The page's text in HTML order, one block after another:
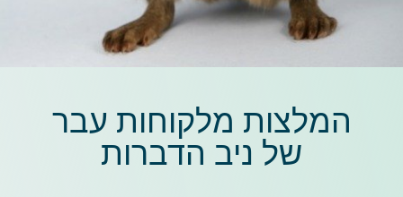
המלצות מלקוחות עבר
של ניב הדברות